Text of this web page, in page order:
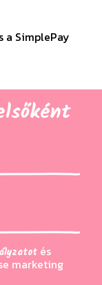
a SimplePay
és
marketing